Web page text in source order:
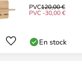
PVC120,00 €
PVC -30,00 €
En stock